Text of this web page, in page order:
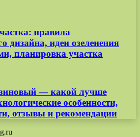
правила
дизайна, идеи озеленения
планировка участка
— какой лучше
особенности,
отзывы и рекомендации